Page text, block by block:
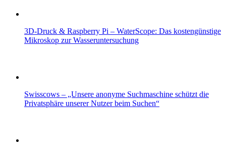
3D-Druck & Raspberry Pi – WaterScope: Das kostengünstige
Mikroskop zur Wasseruntersuchung
Swisscows – „Unsere anonyme Suchmaschine schützt die
Privatsphäre unserer Nutzer beim Suchen“